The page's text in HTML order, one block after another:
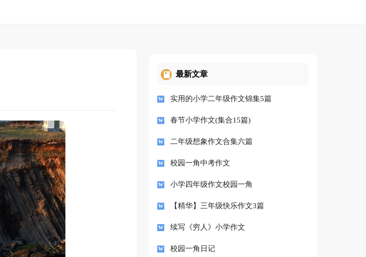
最新文章
实用的小学二年级作文锦集5篇
春节小学作文(集合15篇)
二年级想象作文合集六篇
校园一角中考作文
小学四年级作文校园一角
【精华】三年级快乐作文3篇
续写《穷人》小学作文
校园一角日记